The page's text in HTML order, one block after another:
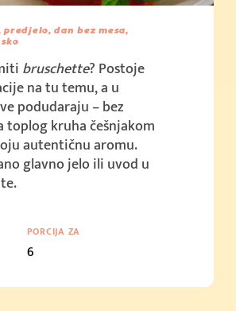
dan bez mesa,
bruschette? Postoje
na tu temu, a u
podudaraju – bez
toplog kruha češnjakom
autentičnu aromu.
glavno jelo ili uvod u
PORCIJA ZA
6
Kupi sada
Kupi sada
Kupi sada
Kupi sada
Cijena u trgovini: 2.19 € (250g + 50g)
Kupi sada